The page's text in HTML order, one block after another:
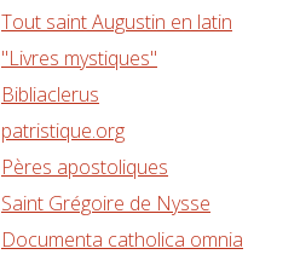
Tout saint Augustin en latin
"Livres mystiques"
Bibliaclerus
patristique.org
Pères apostoliques
Saint Grégoire de Nysse
Documenta catholica omnia